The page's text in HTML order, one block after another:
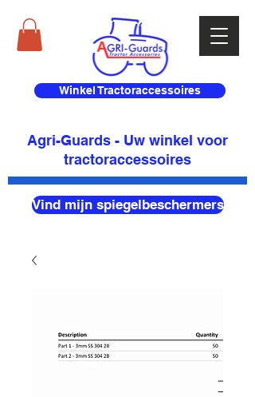
Winkel Tractoraccessoires
Agri-Guards - Uw winkel voor
tractoraccessoires
Vind mijn spiegelbeschermers